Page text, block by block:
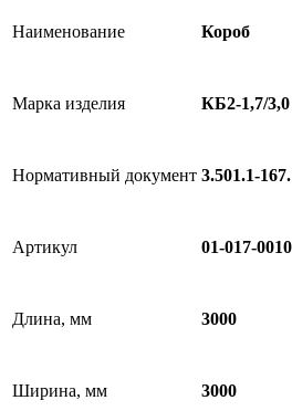
Наименование Короб
Марка изделия КБ2-1,7/3,0
Нормативный документ 3.501.1-
Артикул 01-017-0010
Длина, мм 3000
Ширина, мм 3000